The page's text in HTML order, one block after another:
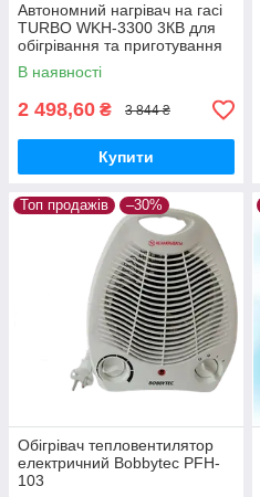
Автономний нагрівач на гасі
TURBO WKH-3300 3КВ для
обігрівання та приготування
їжі
В наявності
2 498,60 ₴ 3 844 ₴
Купити
Топ продажів –30%
Обігрівач тепловентилятор
електричний Bobbytec PFH-
103